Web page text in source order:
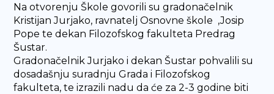
Na otvorenju Škole govorili su gradonačelnik
Kristijan Jurjako, ravnatelj Osnovne škole ,Josip
Pope te dekan Filozofskog fakulteta Predrag
Šustar.
Gradonačelnik Jurjako i dekan Šustar pohvalili su
dosadašnju suradnju Grada i Filozofskog
fakulteta, te izrazili nadu da će za 2-3 godine biti